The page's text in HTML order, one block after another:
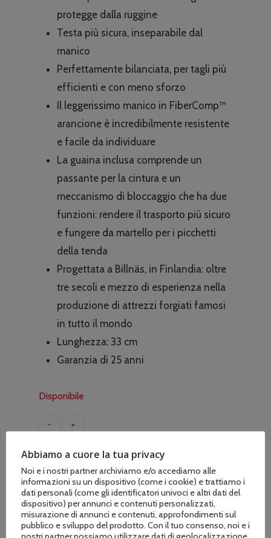
protegge dalla ruggine
Testa più sicura, inseparabile dal
manico
Perfettamente bilanciata, per tagli più
efficienti e con meno sforzo
Il leggerissimo manico in FiberComp™
arancione è incredibilmente resistente
e facile da individuare
La guaina inclusa comprende un
passante per la cintura e un
meccanismo di bloccaggio che ha due
funzioni: rendere il trasporto più sicuro
e fungere da martello per i picchetti
della tenda
Progettata a Billnäs, in Finlandia: oltre
tre secoli e mezzo di esperienza nella
produzione di attrezzi forgiati famosi
in tutto il mondo
Lunghezza: 33 cm
Garanzia di 25 anni
Disponibile
AGGIUNGI AL CARRELLO
COD:F1069101
Abbiamo a cuore la tua privacy
Noi e i nostri partner archiviamo e/o accediamo alle
informazioni su un dispositivo (come i cookie) e trattiamo i
dati personali (come gli identificatori univoci e altri dati del
dispositivo) per annunci e contenuti personalizzati,
misurazione di annunci e contenuti, approfondimenti sul
pubblico e sviluppo del prodotto. Con il tuo consenso, noi e i